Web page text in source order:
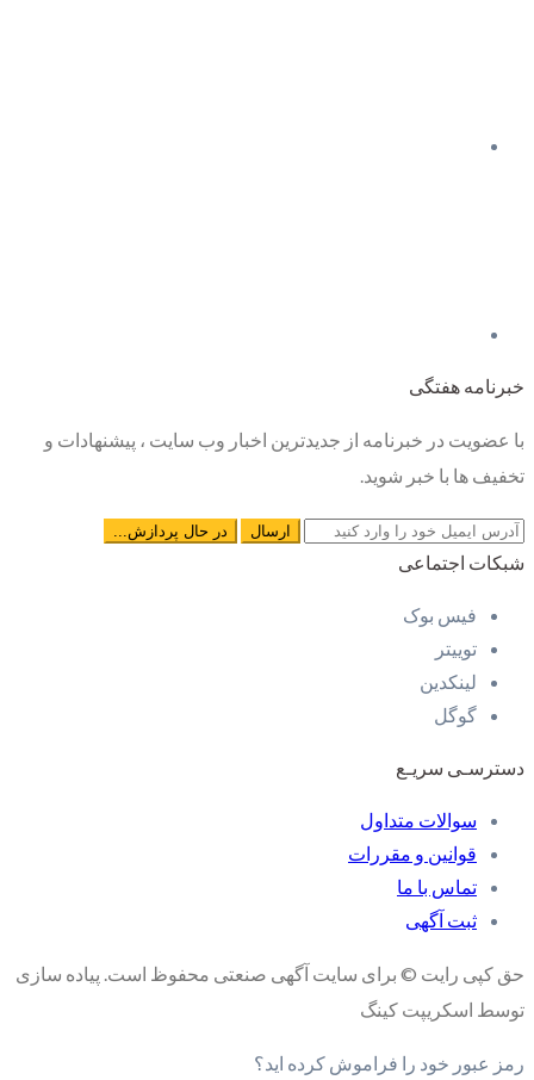
خبرنامه هفتگی
با عضویت در خبرنامه از جدیدترین اخبار وب سایت ، پیشنهادات و
تخفیف ها با خبر شوید.
شبکات اجتماعی
فیس بوک
توییتر
لینکدین
گوگل
دسترسـی سریـع
سوالات متداول
قوانین و مقررات
تماس با ما
ثبت آگهی
حق کپی رایت © برای سایت آگهی صنعتی محفوظ است. پیاده سازی
توسط اسکریپت کینگ
رمز عبور خود را فراموش کرده اید؟